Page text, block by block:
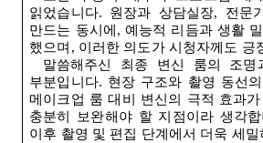
읽었습니다. 원장과 상담실장, 전문
만드는 동시에 ,예능적 리듬과 생활
했으며 , 이러한 의도가 시청자께도 긍
말씀해주신 최종 변신 룸의 조
부분입니다. 현장 구조와 촬영 동선
메이크업 룸 대비 변신의 극적 효과
충분히 보완해야 할 지점이라 생각합
이후 촬영 및 편집 단계에서 더욱 세